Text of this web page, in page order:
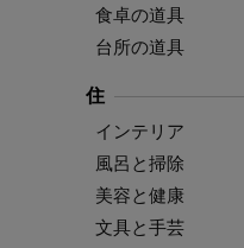
食卓の道具
台所の道具
住
インテリア
風呂と掃除
美容と健康
文具と手芸